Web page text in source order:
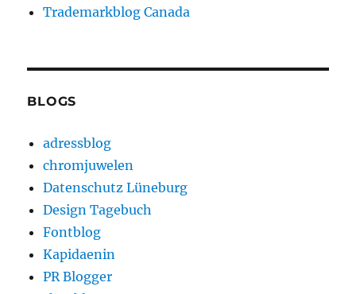
Trademarkblog Canada
BLOGS
adressblog
chromjuwelen
Datenschutz Lüneburg
Design Tagebuch
Fontblog
Kapidaenin
PR Blogger